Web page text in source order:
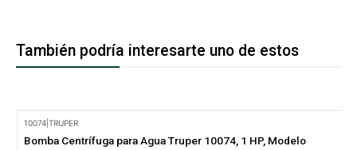
También podría interesarte uno de estos
10074 |TRUPER
Bomba Centrífuga para Agua Truper 10074, 1 HP, Modelo